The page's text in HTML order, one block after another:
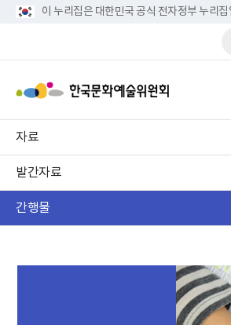
이 누리집은 대한민국 공식 전자정부 누리집
자료
발간자료
간행물